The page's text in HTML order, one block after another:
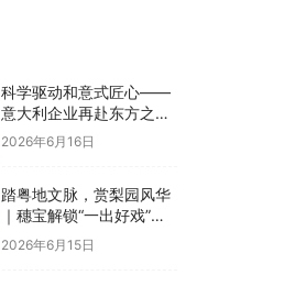
科学驱动和意式匠心——
意大利企业再赴东方之约
赋能意中大健康产业深度
2026年6月16日
踏粤地文脉，赏梨园风华
｜穗宝解锁“一出好戏”文
化溯源之旅
2026年6月15日